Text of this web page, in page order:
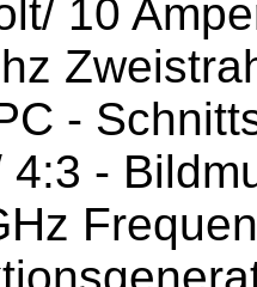
10
-
4:3 -